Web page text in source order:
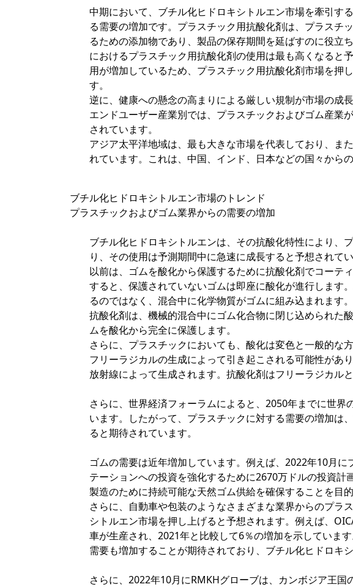
中期において、ブチル化ヒドロキシトルエン市場を牽引す
る需要の増加です。プラスチック用抗酸化剤は、プラスチ
るための添加物であり、製品の保存期間を延ばすのに役立
におけるプラスチック用抗酸化剤の使用は最も高くなると
用が増加しているため、プラスチック用抗酸化剤市場を押
す。
逆に、健康への懸念の高まりによる厳しい規制が市場の成
エンドユーザー産業別では、プラスチックおよびゴム産業
されています。
アジア太平洋地域は、最も大きな市場を代表しており、ま
れています。これは、中国、インド、日本などの国々から
ブチル化ヒドロキシトルエン市場のトレンド
プラスチックおよびゴム業界からの需要の増加
ブチル化ヒドロキシトルエンは、その抗酸化特性により、
り、その使用は予測期間中に急速に成長すると予想されてい
以前は、ゴムを酸化から保護するために抗酸化剤でコーテ
すると、保護されていないゴムは即座に酸化が進行します
るのではなく、混合中に化学物質がゴムに組み込まれます。
抗酸化剤は、機械的混合中にゴム化合物に閉じ込められた
ムを酸化から完全に保護します。
さらに、プラスチックにおいても、酸化は変色と一般的な
フリーラジカルの生成によって引き起こされる可能性があ
放射線によって生成されます。抗酸化剤はフリーラジカル
さらに、世界経済フォーラムによると、2050年までに世
います。したがって、プラスチックに対する需要の増加は
ると期待されています。
ゴムの需要は近年増加しています。例えば、2022年10月
テーションへの投資を強化するために2670万ドルの投資
製造のために持続可能な天然ゴム供給を確保することを目的
さらに、自動車や包装のようなさまざまな業界からのプラ
シトルエン市場を押し上げると予想されます。例えば、
車が生産され、2021年と比較して6％の増加を示していま
需要も増加することが期待されており、ブチル化ヒドロキ
さらに、2022年10月にRMKHグローブは、カンボジア王